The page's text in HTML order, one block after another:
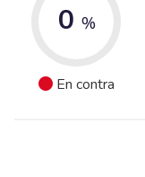
0 %
En contra